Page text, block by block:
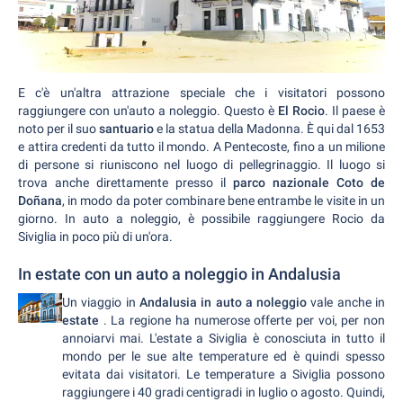
E c'è un'altra attrazione speciale che i visitatori possono
raggiungere con un'auto a noleggio. Questo è El Rocio. Il paese è
noto per il suosantuarioe la statua della Madonna. È qui dal 1653
e attira credenti da tutto il mondo. A Pentecoste, fino a un milione
di persone si riuniscono nel luogo di pellegrinaggio. Il luogo si
trova anche direttamente presso il parco nazionale Coto de
Doñana, in modo da poter combinare bene entrambe le visite in un
giorno. In auto a noleggio, è possibile raggiungere Rocio da
Siviglia in poco più di un'ora.
In estate con un auto a noleggio in Andalusia
Un viaggio in Andalusia in auto a noleggio vale anche in
estate . La regione ha numerose offerte per voi, per non
annoiarvi mai. L'estate a Siviglia è conosciuta in tutto il
mondo per le sue alte temperature ed è quindi spesso
evitata dai visitatori. Le temperature a Siviglia possono
raggiungere i 40 gradi centigradi in luglio o agosto. Quindi,